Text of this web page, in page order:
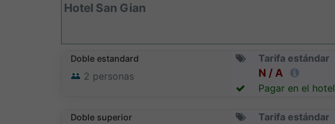
Hotel San Gian
Doble estandard
2 personas
Tarifa estándar
N / A
Pagar en el hotel
Doble superior Tarifa estándar